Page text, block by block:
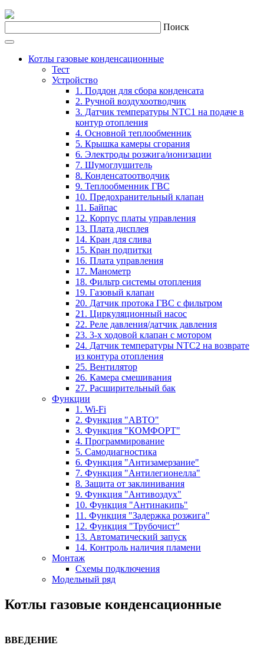
Поиск
Котлы газовые конденсационные
Тест
Устройство
1. Поддон для сбора конденсата
2. Ручной воздухоотводчик
3. Датчик температуры NTC1 на подаче в
контур отопления
4. Основной теплообменник
5. Крышка камеры сгорания
6. Электроды розжига/ионизации
7. Шумоглушитель
8. Конденсатоотводчик
9. Теплообменник ГВС
10. Предохранительный клапан
11. Байпас
12. Корпус платы управления
13. Плата дисплея
14. Кран для слива
15. Кран подпитки
16. Плата управления
17. Манометр
18. Фильтр системы отопления
19. Газовый клапан
20. Датчик протока ГВС с фильтром
21. Циркуляционный насос
22. Реле давления/датчик давления
23. 3-х ходовой клапан с мотором
24. Датчик температуры NTC2 на возврате
из контура отопления
25. Вентилятор
26. Камера смешивания
27. Расширительный бак
Функции
1. Wi-Fi
2. Функция "АВТО"
3. Функция "КОМФОРТ"
4. Программирование
5. Самодиагностика
6. Функция "Антизамерзание"
7. Функция "Антилегионелла"
8. Защита от заклинивания
9. Функция "Антивоздух"
10. Функция "Антинакипь"
11. Функция "Задержка розжига"
12. Функция "Трубочист"
13. Автоматический запуск
14. Контроль наличия пламени
Монтаж
Схемы подключения
Модельный ряд
Котлы газовые конденсационные
ВВЕДЕНИЕ